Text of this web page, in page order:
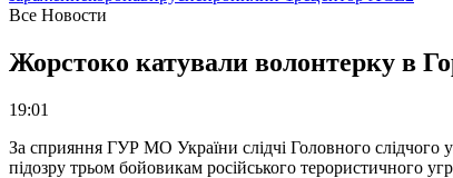
Все Новости
Жорстоко катували волонтерку в
19:01
За сприяння ГУР МО України слідчі Головного слідчого
підозру трьом бойовикам російського терористичного